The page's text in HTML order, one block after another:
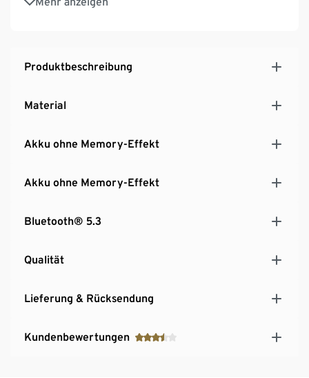
In-Ear-Kopfhörer lassen sich innerhalb der
Produktbeschreibung
Material
Akku ohne Memory-Effekt
Akku ohne Memory-Effekt
Bluetooth® 5.3
Qualität
Lieferung & Rücksendung
Kundenbewertungen